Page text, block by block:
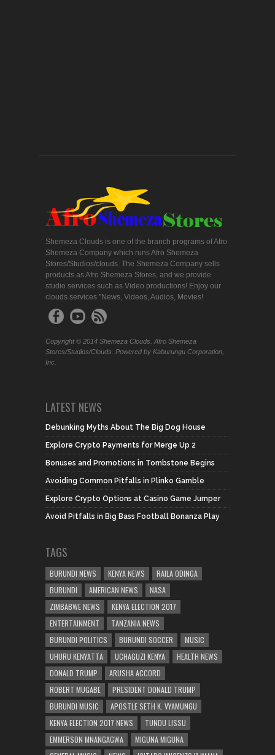
Shemeza Clouds is one of the branch programs of Afro
Shemeza Company which runs Afro Shemeza
Stores/Studios/clouds. The Shemeza Company sells
products as Afro Shemeza Stores, and we provide
studio services such as Video productions! Enjoy our
clouds services "News, Videos, Audios, Movies!
Copyright © 2014 Shemeza Clouds. Afro Shemeza
Stores/Studios/Clouds. Powered by Kaburungu Corporation,
Inc.
LATEST NEWS
Debunking Myths About The Big Dog House
Explore Crypto Payments for Merge Up 2
Bonuses and Promotions in Tombstone Begins
Avoiding Common Pitfalls in Plinko Gamble
Explore Crypto Options at Casino Game Jumper
Avoid Pitfalls in Big Bass Football Bonanza Play
TAGS
BURUNDI NEWS KENYA NEWS
RAILA ODINGA
BURUNDI
AMERICAN NEWS
NASA
ZIMBABWE NEWS
KENYA ELECTION 2017
ENTERTAINMENT
TANZANIA NEWS
BURUNDI POLITICS
BURUNDI SOCCER
MUSIC
UHURU KENYATTA
UCHAGUZI KENYA
HEALTH NEWS
DONALD TRUMP
ARUSHA ACCORD
ROBERT MUGABE
PRESIDENT DONALD TRUMP
BURUNDI MUSIC
APOSTLE SETH K. VYAMUNGU
KENYA ELECTION 2017 NEWS
TUNDU LISSU
EMMERSON MNANGAGWA
MIGUNA MIGUNA